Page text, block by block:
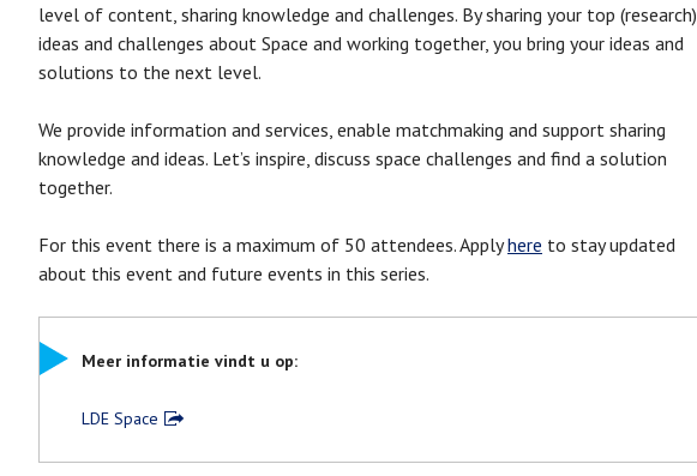
level of content, sharing knowledge and challenges. By sharing your top (research)
ideas and challenges about Space and working together, you bring your ideas and
solutions to the next level.
We provide information and services, enable matchmaking and support sharing
knowledge and ideas. Let’s inspire, discuss space challenges and find a solution
together.
For this event there is a maximum of 50 attendees. Applyhere to stay updated
about this event and future events in this series.
Meer informatie vindt u op:
LDE Space